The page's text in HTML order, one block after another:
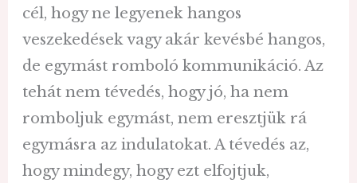
cél, hogy ne legyenek hangos
veszekedések vagy akár kevésbé hangos,
de egymást romboló kommunikáció. Az
tehát nem tévedés, hogy jó, ha nem
romboljuk egymást, nem eresztjük rá
egymásra az indulatokat. A tévedés az,
hogy mindegy, hogy ezt elfojtjuk,